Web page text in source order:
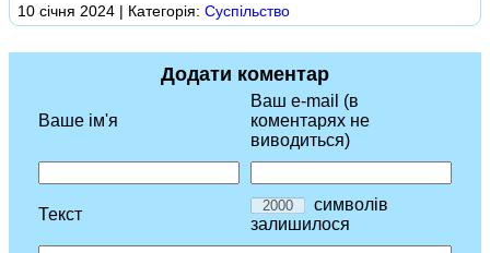
10 січня 2024 | Категорія: Суспільство
Додати коментар
Ваше ім'я
Ваш e-mail (в
коментарях не
виводиться)
Текст
символів
залишилося